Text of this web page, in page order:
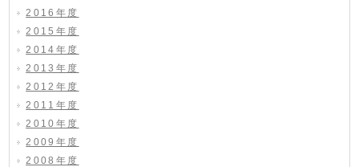
2016年度
2015年度
2014年度
2013年度
2012年度
2011年度
2010年度
2009年度
2008年度